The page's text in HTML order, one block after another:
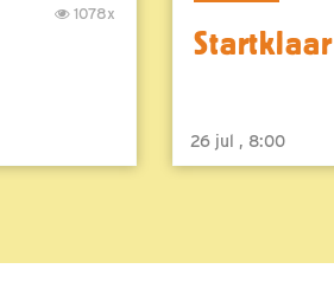
1078x
Startklaar
26 jul , 8:00